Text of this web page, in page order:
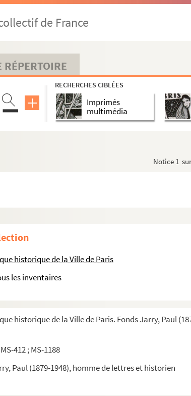
de France
RÉPERTOIRE
RECHERCHES CIBLÉES
Imprimés
multimédia
Notice 1
historique de la Ville de Paris
les inventaires
historique de la Ville de Paris. Fonds Jarry, Paul
412 ; MS-1188
Paul (1879-1948), homme de lettres et historien
et des bâtiments parisiens
extérieures à Paris
ou d'articles, principalement de caractère
ou d'articles sur Victor Hugo et Honoré de Balzac et sur ...